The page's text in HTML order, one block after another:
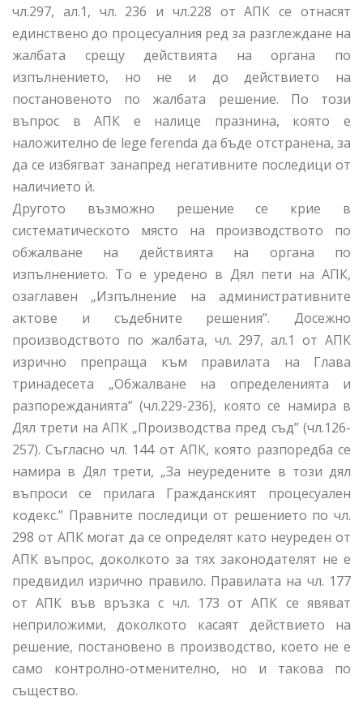
чл.297, ал.1, чл. 236 и чл.228 от АПК се отнасят
единствено до процесуалния ред за разглеждане на
жалбата срещу действията на органа по
изпълнението, но не и до действието на
постановеното по жалбата решение. По този
въпрос в АПК е налице празнина, която е
наложително de lege ferenda да бъде отстранена, за
да се избягват занапред негативните последици от
наличието ѝ.
Другото възможно решение се крие в
систематическото място на производството по
обжалване на действията на органа по
изпълнението. То е уредено в Дял пети на АПК,
озаглавен „Изпълнение на административните
актове и съдебните решения”. Досежно
производството по жалбата, чл. 297, ал.1 от АПК
изрично препраща към правилата на Глава
тринадесета „Обжалване на определенията и
разпорежданията” (чл.229-236), която се намира в
Дял трети на АПК „Производства пред съд” (чл.126-
257). Съгласно чл. 144 от АПК, която разпоредба се
намира в Дял трети, „За неуредените в този дял
въпроси се прилага Гражданският процесуален
кодекс.” Правните последици от решението по чл.
298 от АПК могат да се определят като неуреден от
АПК въпрос, доколкото за тях законодателят не е
предвидил изрично правило. Правилата на чл. 177
от АПК във връзка с чл. 173 от АПК се явяват
неприложими, доколкото касаят действието на
решение, постановено в производство, което не е
само контролно-отменително, но и такова по
същество.